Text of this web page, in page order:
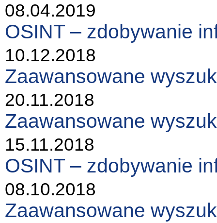
08.04.2019
OSINT – zdobywanie
10.12.2018
Zaawansowane
20.11.2018
Zaawansowane
15.11.2018
OSINT – zdobywanie
08.10.2018
Zaawansowane